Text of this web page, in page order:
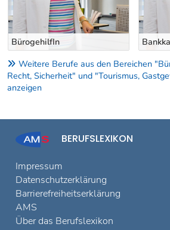
BürogehilfIn
Weitere Berufe aus den Bereichen
Recht, Sicherheit" und "Tourismus,
anzeigen
BERUFSLEXIKON
Impressum
Datenschutzerklärung
Barrierefreiheitserklärung
AMS
Über das Berufslexikon